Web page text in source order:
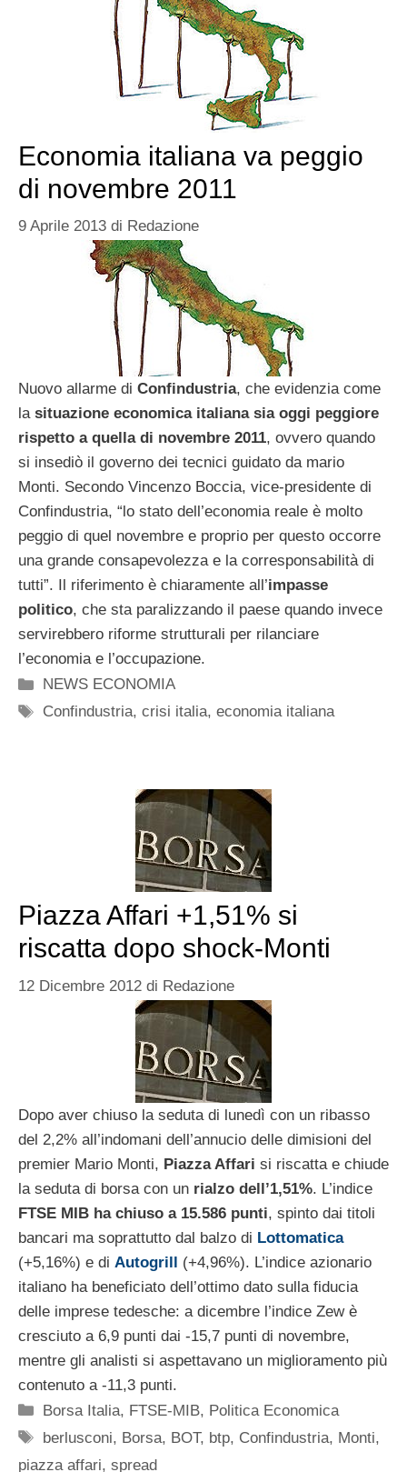
Economia italiana va peggio
di novembre 2011
9 Aprile 2013 di Redazione
Nuovo allarme di Confindustria, che evidenzia come
la situazione economica italiana sia oggi peggiore
rispetto a quella di novembre 2011, ovvero quando
si insediò il governo dei tecnici guidato da mario
Monti. Secondo Vincenzo Boccia, vice-presidente di
Confindustria, “lo stato dell’economia reale è molto
peggio di quel novembre e proprio per questo occorre
una grande consapevolezza e la corresponsabilità di
tutti”. Il riferimento è chiaramente all’impasse
politico, che sta paralizzando il paese quando invece
servirebbero riforme strutturali per rilanciare
l’economia e l’occupazione.
Categorie
NEWS ECONOMIA
Tag
Confindustria,crisi italia,economia italiana
Piazza Affari +1,51% si
riscatta dopo shock-Monti
12 Dicembre 2012 di Redazione
Dopo aver chiuso la seduta di lunedì con un ribasso
del 2,2% all’indomani dell’annucio delle dimisioni del
premier Mario Monti, Piazza Affari si riscatta e chiude
la seduta di borsa con un rialzo dell’1,51%. L’indice
FTSE MIB ha chiuso a 15.586 punti, spinto dai titoli
bancari ma soprattutto dal balzo di Lottomatica
(+5,16%) e di Autogrill (+4,96%). L’indice azionario
italiano ha beneficiato dell’ottimo dato sulla fiducia
delle imprese tedesche: a dicembre l’indice Zew è
cresciuto a 6,9 punti dai -15,7 punti di novembre,
mentre gli analisti si aspettavano un miglioramento più
contenuto a -11,3 punti.
Categorie
Borsa Italia, FTSE-MIB, Politica Economica
Tag
berlusconi, Borsa, BOT, btp, Confindustria, Monti,
piazza affari, spread